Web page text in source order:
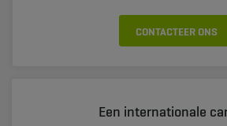
CONTACTEER ONS
Een internationale